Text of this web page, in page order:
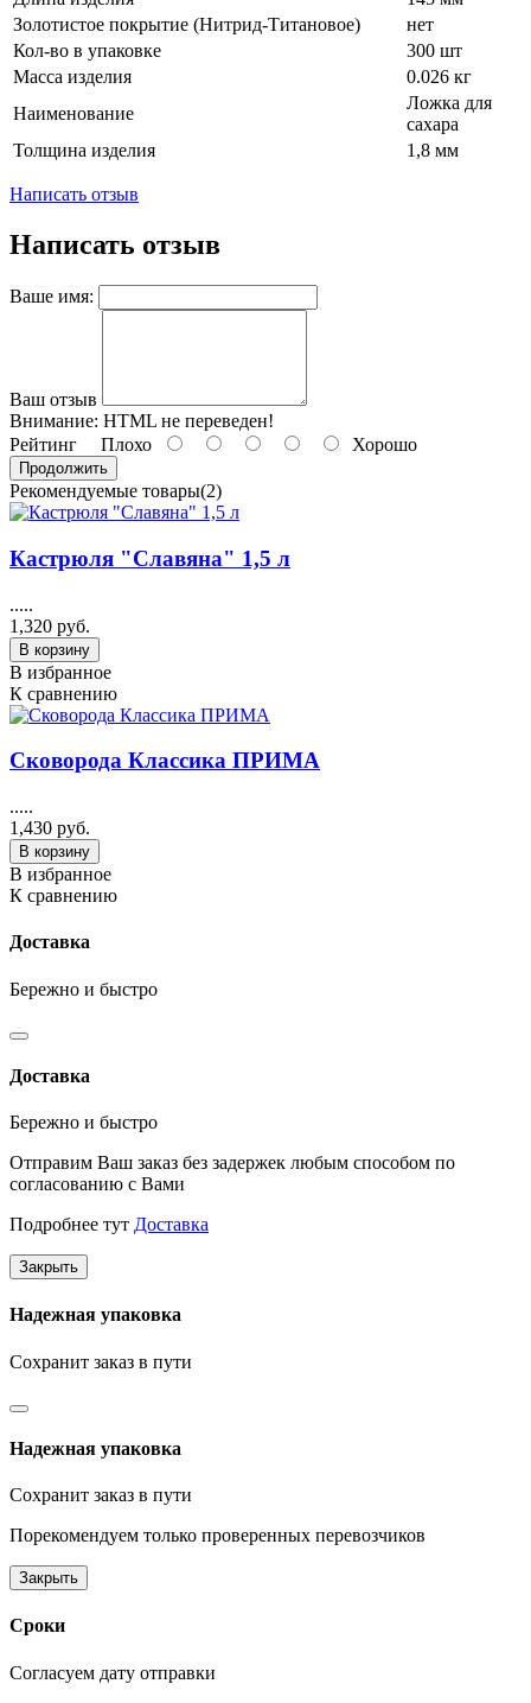
Золотистое покрытие (Нитрид-Титановое)
нет
Кол-во в упаковке
300 шт
Масса изделия
0.026 кг
Наименование
Ложка для
сахара
Толщина изделия
1,8 мм
Написать отзыв
Написать отзыв
Ваше имя:
Ваш отзыв
Внимание: HTML не переведен!
Рейтинг Плохо Хорошо
Продолжить
Рекомендуемые товары(2)
Кастрюля "Славяна" 1,5 л
.....
1,320 руб.
В корзину
В избранное
К сравнению
Сковорода Классика ПРИМА
.....
1,430 руб.
В корзину
В избранное
К сравнению
Доставка
Бережно и быстро
Доставка
Бережно и быстро
Отправим Ваш заказ без задержек любым способом по
согласованию с Вами
Подробнее тут Доставка
Закрыть
Надежная упаковка
Сохранит заказ в пути
Надежная упаковка
Сохранит заказ в пути
Порекомендуем только проверенных перевозчиков
Закрыть
Сроки
Согласуем дату отправки